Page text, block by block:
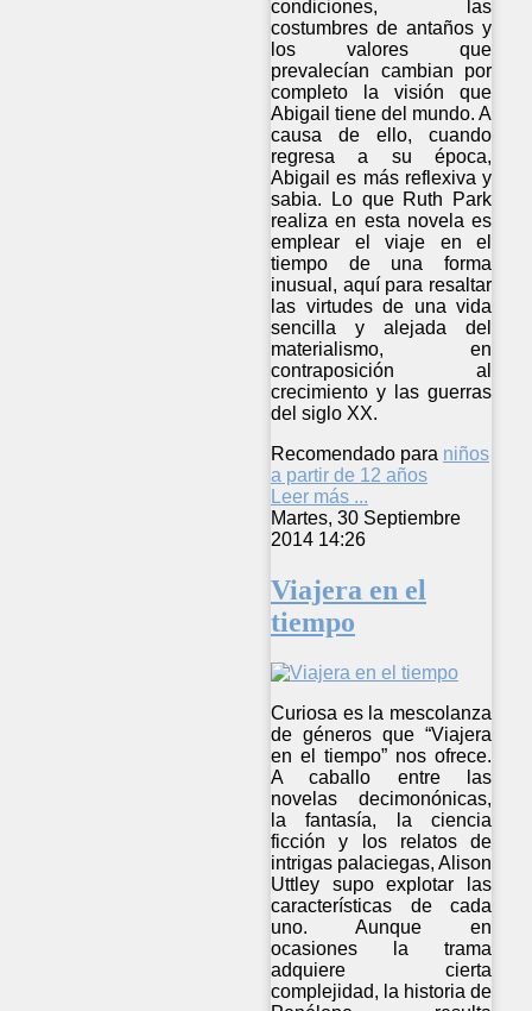
condiciones, las
costumbres de antaños y
los valores que
prevalecían cambian por
completo la visión que
Abigail tiene del mundo. A
causa de ello, cuando
regresa a su época,
Abigail es más reflexiva y
sabia. Lo que Ruth Park
realiza en esta novela es
emplear el viaje en el
tiempo de una forma
inusual, aquí para resaltar
las virtudes de una vida
sencilla y alejada del
materialismo, en
contraposición al
crecimiento y las guerras
del siglo XX.
Recomendado para niños
a partir de 12 años
Leer más ...
Martes, 30 Septiembre
2014 14:26
Viajera en el
tiempo
Curiosa es la mescolanza
de géneros que “Viajera
en el tiempo” nos ofrece.
A caballo entre las
novelas decimonónicas,
la fantasía, la ciencia
ficción y los relatos de
intrigas palaciegas, Alison
Uttley supo explotar las
características de cada
uno. Aunque en
ocasiones la trama
adquiere cierta
complejidad, la historia de